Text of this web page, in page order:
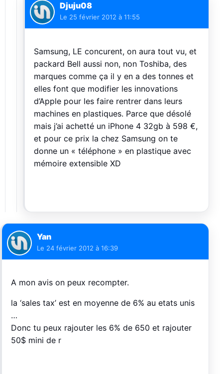
Djuju08
Le 25 février 2012 à 11:55
Samsung, LE concurent, on aura tout vu, et
packard Bell aussi non, non Toshiba, des
marques comme ça il y en a des tonnes et
elles font que modifier les innovations
d’Apple pour les faire rentrer dans leurs
machines en plastiques. Parce que désolé
mais j’ai achetté un iPhone 4 32gb à 598 €,
et pour ce prix la chez Samsung on te
donne un « téléphone » en plastique avec
mémoire extensible XD
Yan
Le 24 février 2012 à 16:39
A mon avis on peux recompter.
la ‘sales tax’ est en moyenne de 6% au etats unis
…
Donc tu peux rajouter les 6% de 650 et rajouter
50$ mini de r